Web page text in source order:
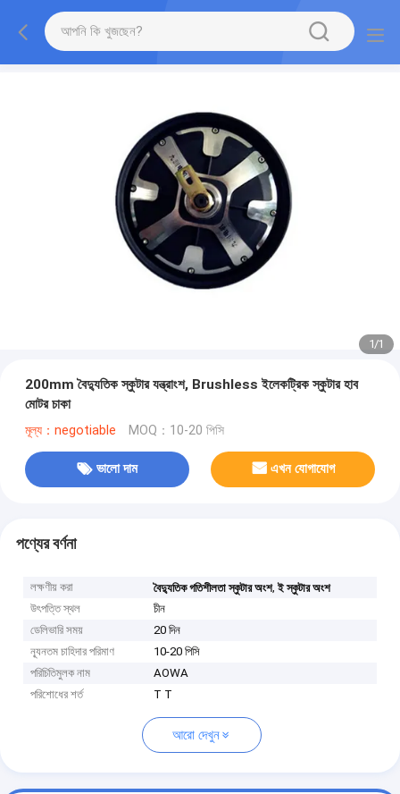
1/1
200mm বৈদ্যুতিক স্কুটার যন্ত্রাংশ, Brushless ইলেকট্রিক স্কুটার হাব
মোটর চাকা
মূল্য：negotiable MOQ：10-20 পিসি
ভালো দাম এখন যোগাযোগ
পণ্যের বর্ণনা
লক্ষণীয় করা বৈদ্যুতিক গতিশীলতা স্কুটার অংশ,ই স্কুটার অংশ
উৎপত্তি স্থল
চীন
ডেলিভারি সময়
20 দিন
ন্যূনতম চাহিদার পরিমাণ
10-20 পিসি
পরিচিতিমুলক নাম
AOWA
পরিশোধের শর্ত
T T
আরো দেখুন